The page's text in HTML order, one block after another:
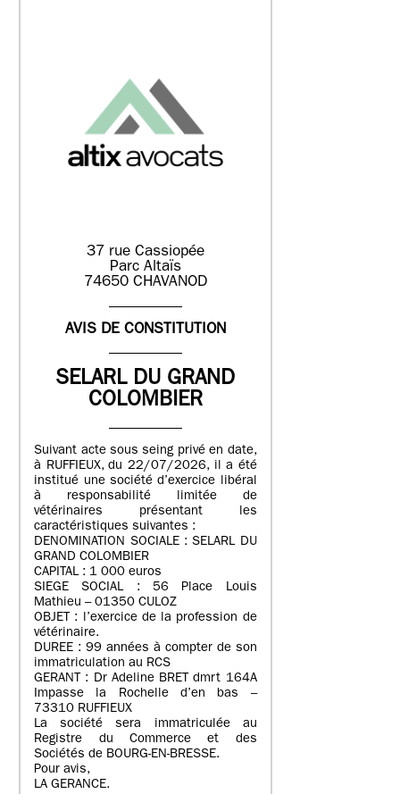
37 rue Cassiopée
Parc Altaïs
74650 CHAVANOD
AVIS DE CONSTITUTION
SELARL DU GRAND
COLOMBIER
Suivant acte sous seing privé en date,
à RUFFIEUX, du 22/07/2026, il a été
institué une société d’exercice libéral
à responsabilité limitée de
vétérinaires présentant les
caractéristiques suivantes :
DENOMINATION SOCIALE : SELARL DU
GRAND COLOMBIER
CAPITAL : 1 000 euros
SIEGE SOCIAL : 56 Place Louis
Mathieu – 01350 CULOZ
OBJET : l’exercice de la profession de
vétérinaire.
DUREE : 99 années à compter de son
immatriculation au RCS
GERANT : Dr Adeline BRET dmrt 164A
Impasse la Rochelle d’en bas –
73310 RUFFIEUX
La société sera immatriculée au
Registre du Commerce et des
Sociétés de BOURG-EN-BRESSE.
Pour avis,
LA GERANCE.